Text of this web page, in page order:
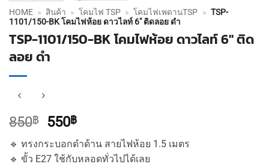
HOME » สินค้า » โคมไฟ TSP » โคมไฟเพดานTSP » TSP-
1101/150-BK โคมไฟห้อย ดาวไลท์ 6″ ติดลอย ดำ
TSP-1101/150-BK โคมไฟห้อย ดาวไลท์ 6″ ติด
ลอย ดำ
850฿
Original
price
was:
550฿Current
price
is:
🔹 ทรงกระบอกดำด้าน สายไฟห้อย 1.5 เมตร
🔹 ขั้ว E27 ใช้กับหลอดทั่วไปได้เลย